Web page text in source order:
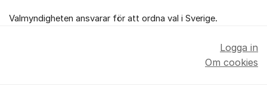
Valmyndigheten ansvarar för att ordna val i Sverige.
Logga in
Om cookies